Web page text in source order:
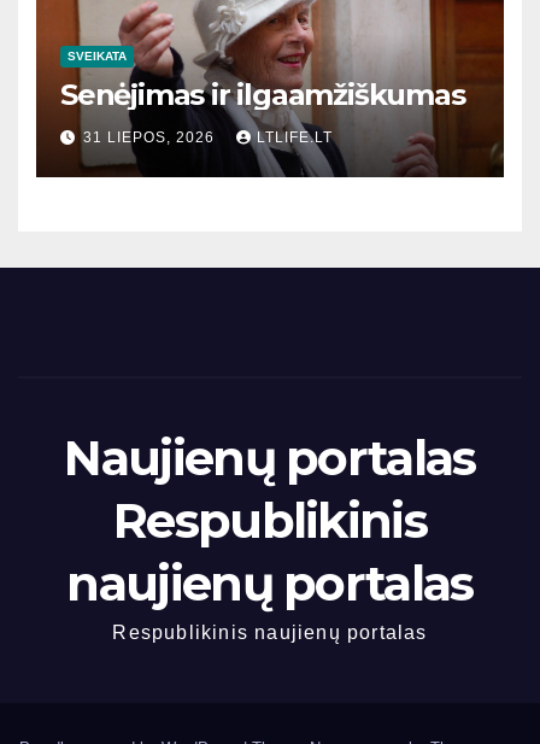
SVEIKATA
Senėjimas ir ilgaamžiškumas
31 LIEPOS, 2026 LTLIFE.LT
Naujienų portalas
Respublikinis
naujienų portalas
Respublikinis naujienų portalas